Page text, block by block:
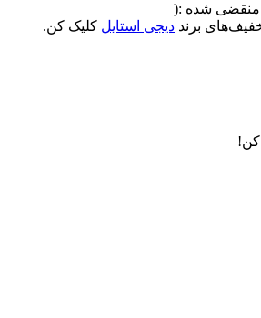
منقضی شده :(
برند دیجی استایل کلیک کن.
کن!